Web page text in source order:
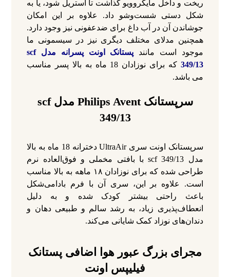
ریخت و داخل مایکروویو گذاشت تا استریل شود، یا به
شکل دستی شست‌وشو داد. علاوه بر این امکان
جوشاندن آن در آب داغ برای ضدعفونی نیز وجود دارد.
همچنین مدلای مختلف دیگری نیز در سیسمونی ما
موجود است مانند
پستانک اونت پسرانه مدل scf
349/13
که برای نوزادان 18 ماه به بالا پسر مناسب
می باشد.
سرپستانک
Philips Avent مدل scf
349/13
سرپستانک اونت سری UltraAir دخترانه 18 ماه به بالا
مدل scf 349/13 با بافتی مخملی و فوق‌العاده نرم
طراحی شده که برای نوزادان ۱۸ ماهه به بالا مناسب
است. علاوه بر این، سری آن با فرم بادامی‌شکل
باعث راحتی بیشتر کودک شده و به دلیل
انعطاف‌پذیری زیاد، به رشد سالم و طبیعی دهان و
دندان‌های نوزاد کمک شایانی می‌کند.
مجرای بزرگ عبور هوا اضافی پستانک
فیلیپس اونت